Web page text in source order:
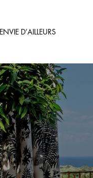
ENVIE D’AILLEURS